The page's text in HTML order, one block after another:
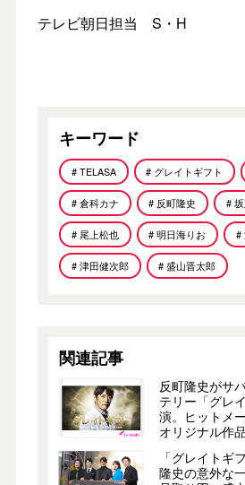
テレビ朝日担当 S・H
キーワード
# TELASA # グレイトギフト
# 倉科カナ # 反町隆史 #
# 尾上松也 # 明日海りお #
# 津田健次郎 # 盛山晋太郎
関連記事
反町隆史がサ
テリー「グレ
演。ヒットメ
オリジナル作品
「グレイトギ
隆史の意外な